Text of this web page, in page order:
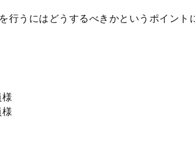
行うにはどうするべきかというポイント